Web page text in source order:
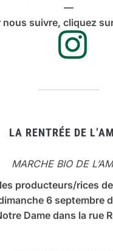
—
nous suivre, cliquez
LA RENTRÉE DE
MARCHE BIO DE
producteurs/rices
6 septembre
Dame dans la rue